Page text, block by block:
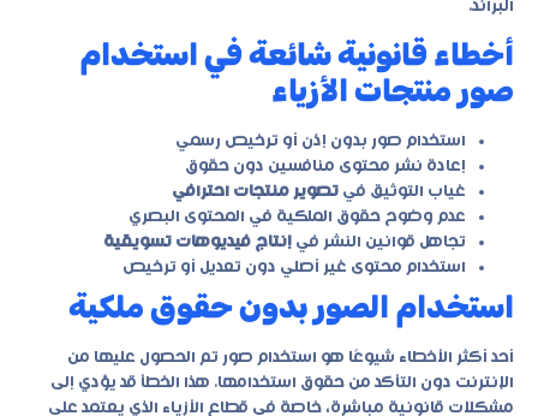
البراند.
أخطاء قانونية شائعة في استخدام
صور منتجات الأزياء
استخدام صور بدون إذن أو ترخيص رسمي
إعادة نشر محتوى منافسين دون حقوق
غياب التوثيق في تصوير منتجات احترافي
عدم وضوح حقوق الملكية في المحتوى البصري
تجاهل قوانين النشر في إنتاج فيديوهات تسويقية
استخدام محتوى غير أصلي دون تعديل أو ترخيص
استخدام الصور بدون حقوق ملكية
أحد أكثر الأخطاء شيوعًا هو استخدام صور تم الحصول عليها من
الإنترنت دون التأكد من حقوق استخدامها. هذا الخطأ قد يؤدي إلى
مشكلات قانونية مباشرة، خاصة في قطاع الأزياء الذي يعتمد على